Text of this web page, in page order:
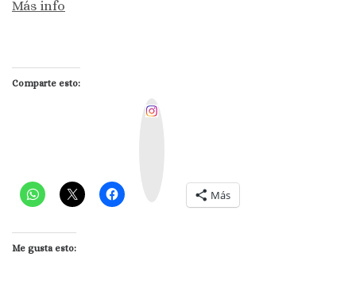
Más info
Comparte esto:
Más
Me gusta esto: